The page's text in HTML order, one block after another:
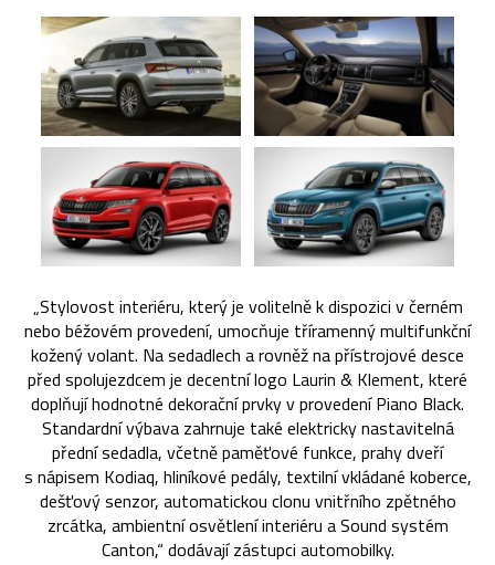
„Stylovost interiéru, který je volitelně k dispozici v černém
nebo béžovém provedení, umocňuje tříramenný multifunkční
kožený volant. Na sedadlech a rovněž na přístrojové desce
před spolujezdcem je decentní logo Laurin & Klement, které
doplňují hodnotné dekorační prvky v provedení Piano Black.
Standardní výbava zahrnuje také elektricky nastavitelná
přední sedadla, včetně paměťové funkce, prahy dveří
s nápisem Kodiaq, hliníkové pedály, textilní vkládané koberce,
dešťový senzor, automatickou clonu vnitřního zpětného
zrcátka, ambientní osvětlení interiéru a Sound systém
Canton,“ dodávají zástupci automobilky.